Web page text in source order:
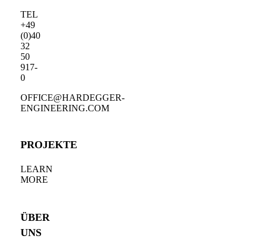
TEL
+49
(0)40
32
50
917-
0
OFFICE@HARDEGGER-
ENGINEERING.COM
PROJEKTE
LEARN
MORE
ÜBER
UNS